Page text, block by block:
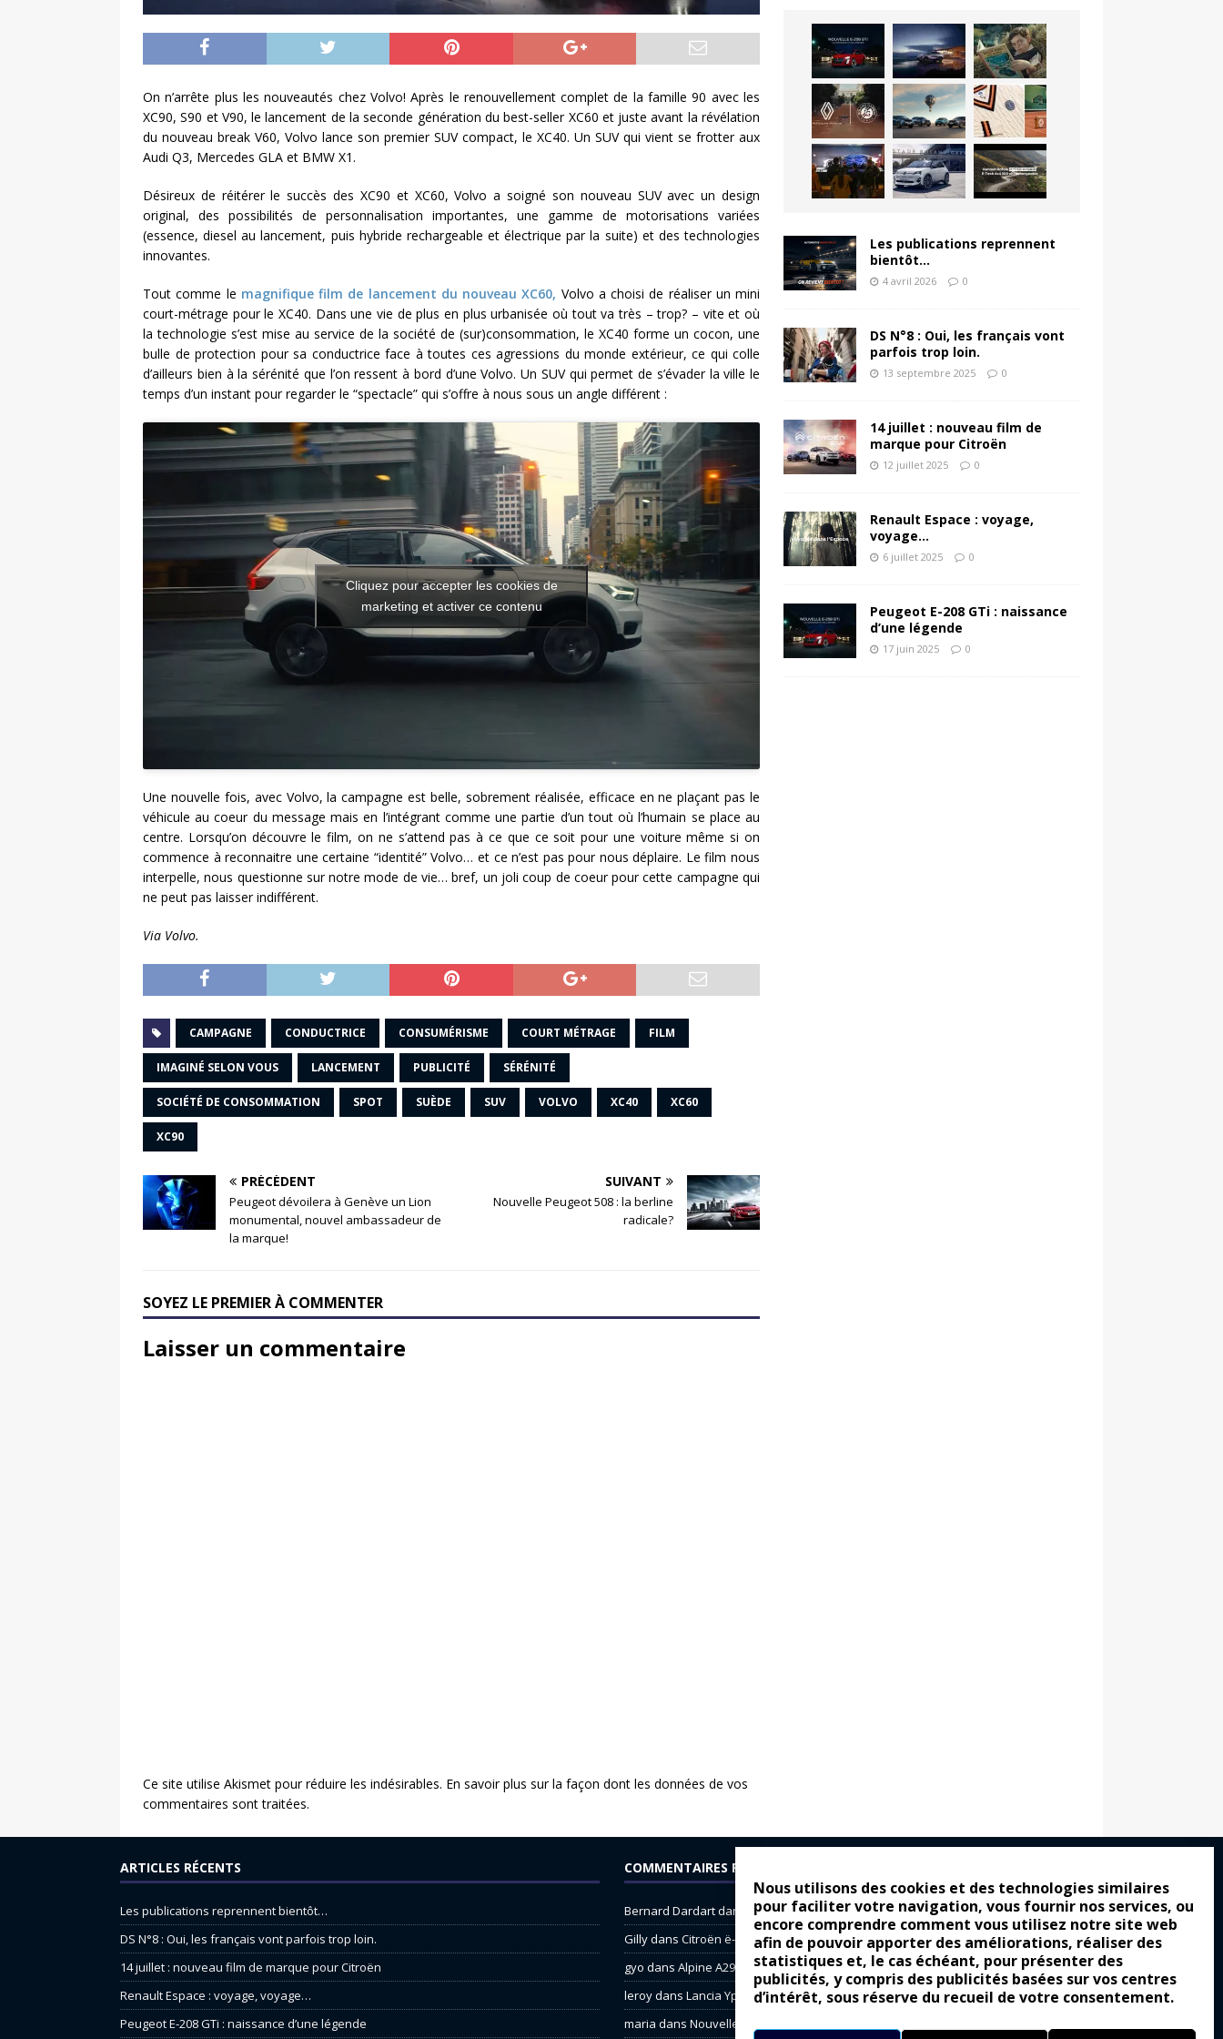
Nous utilisons des cookies et des technologies similaires
pour faciliter votre navigation, vous fournir nos services, ou
encore comprendre comment vous utilisez notre site web
afin de pouvoir apporter des améliorations, réaliser des
statistiques et, le cas échéant, pour présenter des
publicités, y compris des publicités basées sur vos centres
d’intérêt, sous réserve du recueil de votre consentement.
On n’arrête plus les nouveautés chez Volvo! Après le renouvellement complet de la famille 90 avec les
XC90, S90 et V90, le lancement de la seconde génération du best-seller XC60 et juste avant la révélation
du nouveau break V60, Volvo lance son premier SUV compact, le XC40. Un SUV qui vient se frotter aux
Audi Q3, Mercedes GLA et BMW X1.
Désireux de réitérer le succès des XC90 et XC60, Volvo a soigné son nouveau SUV avec un design
original, des possibilités de personnalisation importantes, une gamme de motorisations variées
(essence, diesel au lancement, puis hybride rechargeable et électrique par la suite) et des technologies
innovantes.
Tout comme le magnifique film de lancement du nouveau XC60, Volvo a choisi de réaliser un mini
court-métrage pour le XC40. Dans une vie de plus en plus urbanisée où tout va très – trop? – vite et où
la technologie s’est mise au service de la société de (sur)consommation, le XC40 forme un cocon, une
bulle de protection pour sa conductrice face à toutes ces agressions du monde extérieur, ce qui colle
d’ailleurs bien à la sérénité que l’on ressent à bord d’une Volvo. Un SUV qui permet de s’évader la ville le
temps d’un instant pour regarder le “spectacle” qui s’offre à nous sous un angle différent :
Cliquez pour accepter les cookies de
marketing et activer ce contenu
Une nouvelle fois, avec Volvo, la campagne est belle, sobrement réalisée, efficace en ne plaçant pas le
véhicule au coeur du message mais en l’intégrant comme une partie d’un tout où l’humain se place au
centre. Lorsqu’on découvre le film, on ne s’attend pas à ce que ce soit pour une voiture même si on
commence à reconnaitre une certaine “identité” Volvo… et ce n’est pas pour nous déplaire. Le film nous
interpelle, nous questionne sur notre mode de vie… bref, un joli coup de coeur pour cette campagne qui
ne peut pas laisser indifférent.
Via Volvo.
CAMPAGNE CONDUCTRICE CONSUMÉRISME COURT MÉTRAGE FILM
IMAGINÉ SELON VOUS LANCEMENT PUBLICITÉ SÉRÉNITÉ
SOCIÉTÉ DE CONSOMMATION SPOT SUÈDE SUV VOLVO XC40 XC60
XC90
PRÉCÉDENT
Peugeot dévoilera à Genève un Lion
monumental, nouvel ambassadeur de
la marque!
SUIVANT
Nouvelle Peugeot 508 : la berline
radicale?
SOYEZ LE PREMIER À COMMENTER
Laisser un commentaire
Ce site utilise Akismet pour réduire les indésirables. En savoir plus sur la façon dont les données de vos
commentaires sont traitées.
Les publications reprennent
bientôt…
4 avril 2026 0
DS N°8 : Oui, les français vont
parfois trop loin.
13 septembre 2025 0
14 juillet : nouveau film de
marque pour Citroën
12 juillet 2025 0
Renault Espace : voyage,
voyage…
6 juillet 2025 0
Peugeot E-208 GTi : naissance
d’une légende
17 juin 2025 0
ARTICLES RÉCENTS
Les publications reprennent bientôt…
DS N°8 : Oui, les français vont parfois trop loin.
14 juillet : nouveau film de marque pour Citroën
Renault Espace : voyage, voyage…
Peugeot E-208 GTi : naissance d’une légende
COMMENTAIRES RÉCENTS
Bernard Dardartdans
Dacia Sandero : pour les gens vrais
Gillydans Citroën ë-C3 : la révolution a commencé
gyo dans Alpine A290 : L’irrésistible attraction de la légèreté
leroydans Lancia Ypsilon : naturellement envoûtante ?
maria dans Nouvelle Opel Corsa : Yes of Corsa !